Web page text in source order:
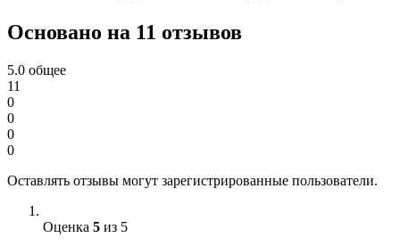
Основано на 11 отзывов
5.0 общее
11
0
0
0
0
Оставлять отзывы могут зарегистрированные пользователи.
Оценка 5 из 5